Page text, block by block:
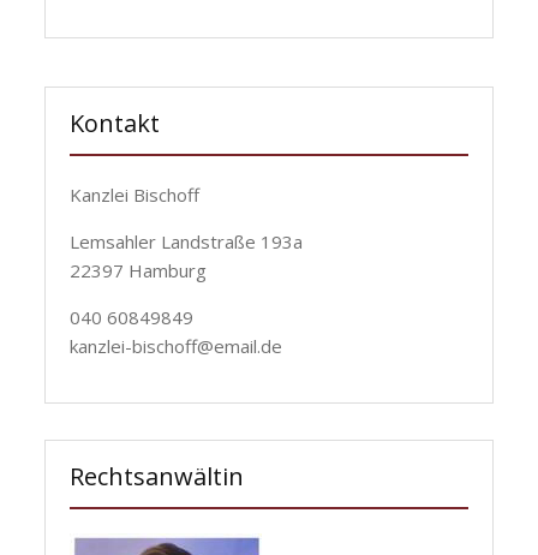
Kontakt
Kanzlei Bischoff
Lemsahler Landstraße 193a
22397 Hamburg
040 60849849
kanzlei-bischoff@email.de
Rechtsanwältin